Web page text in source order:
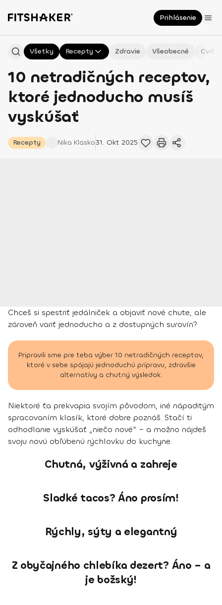
Prihlásenie
Všetky Recepty Zdravie Všeobecné
10 netradičných receptov,
ktoré jednoducho musíš
vyskúšať
Recepty Nika Klasko31. Okt 2025
Chceš si spestriť jedálniček a objaviť nové chute, ale
zároveň variť jednoducho a z dostupných surovín?
Pripravili sme pre teba výber 10 netradičných receptov,
ktoré v sebe spájajú jednoduchú prípravu, zdravšie
alternatívy a chutný výsledok.
Niektoré ťa prekvapia svojím pôvodom, iné nápaditým
spracovaním klasík, ktoré dobre poznáš. Stačí ti
odhodlanie vyskúšať „niečo nové“ – a možno nájdeš
svoju novú obľúbenú rýchlovku do kuchyne.
Chutná, výživná a zahreje
Sladké tacos? Áno prosím!
Rýchly, sýty a elegantný
Z obyčajného chlebíka dezert? Áno – a
je božský!